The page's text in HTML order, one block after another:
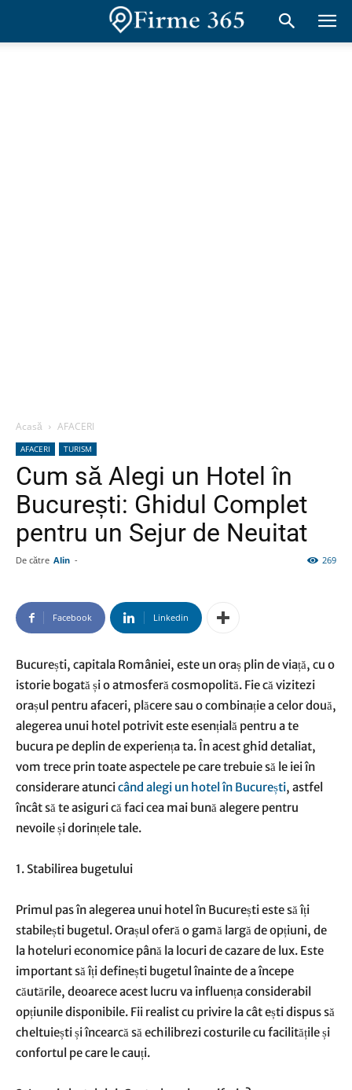
Acasă AFACERI
AFACERI TURISM
Cum să Alegi un Hotel în
București: Ghidul Complet
pentru un Sejur de Neuitat
De către Alin - 269
Facebook Linkedin
București, capitala României, este un oraș plin de viață, cu o
istorie bogată și o atmosferă cosmopolită. Fie că vizitezi
orașul pentru afaceri, plăcere sau o combinație a celor două,
alegerea unui hotel potrivit este esențială pentru a te
bucura pe deplin de experiența ta. În acest ghid detaliat,
vom trece prin toate aspectele pe care trebuie să le iei în
considerare atuncicând alegi un hotel în București, astfel
încât să te asiguri că faci cea mai bună alegere pentru
nevoile și dorințele tale.
1. Stabilirea bugetului
Primul pas în alegerea unui hotel în București este să îți
stabilești bugetul. Orașul oferă o gamă largă de opțiuni, de
la hoteluri economice până la locuri de cazare de lux. Este
important să îți definești bugetul înainte de a începe
căutările, deoarece acest lucru va influența considerabil
opțiunile disponibile. Fii realist cu privire la cât ești dispus să
cheltuiești și încearcă să echilibrezi costurile cu facilitățile și
confortul pe care le cauți.